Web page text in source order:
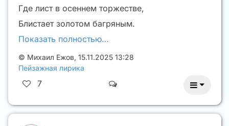
Где лист в осеннем торжестве,
Блистает золотом багряным.
Показать полностью…
© Михаил Ежов, 15.11.2025 13:28
Пейзажная лирика
7